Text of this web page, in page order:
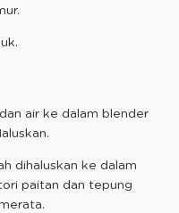
air ke dalam blender
dihaluskan ke dalam
paitan dan tepung